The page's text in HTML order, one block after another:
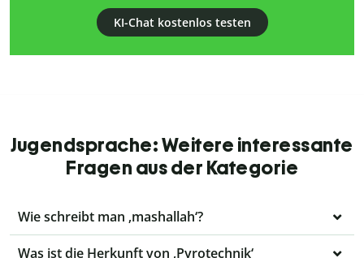
KI-Chat kostenlos testen
Jugendsprache: Weitere interessante
Fragen aus der Kategorie
Wie schreibt man ‚mashallah‘?
Was ist die Herkunft von ‚Pyrotechnik‘